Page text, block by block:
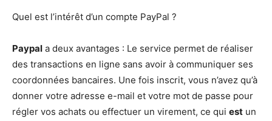
Quel est l’intérêt d’un compte PayPal ?
Paypal a deux avantages : Le service permet de réaliser
des transactions en ligne sans avoir à communiquer ses
coordonnées bancaires. Une fois inscrit, vous n’avez qu’à
donner votre adresse e-mail et votre mot de passe pour
régler vos achats ou effectuer un virement, ce qui est un